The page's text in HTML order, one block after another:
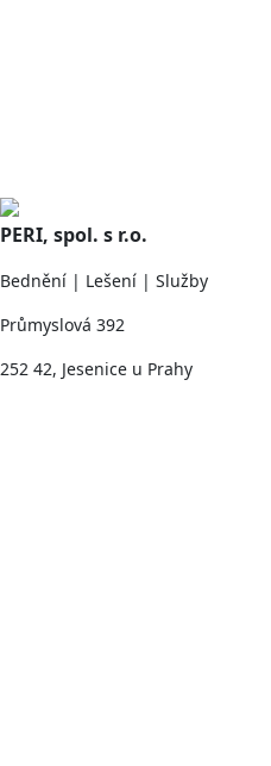
PERI, spol. s r.o.
Bednění | Lešení | Služby
Průmyslová 392
252 42, Jesenice u Prahy